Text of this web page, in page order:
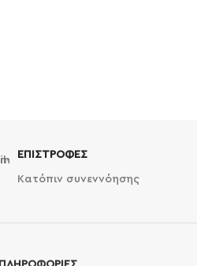
ΕΠΙΣΤΡΟΦΕΣ
Κατόπιν συνεννόησης